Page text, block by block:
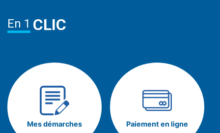
En 1 CLIC
Mes démarches Paiement en ligne